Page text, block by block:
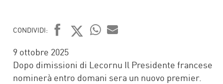
CONDIVIDI:
FACEBOOK
TWITTER
9 ottobre 2025
Dopo dimissioni di Lecornu Il Presidente francese
nominerà entro domani sera un nuovo premier.